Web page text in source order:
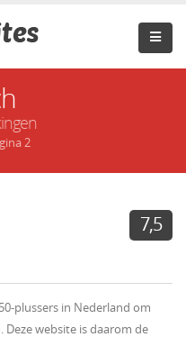
2
7,5
plussers in Nederland om
Deze website is daarom de